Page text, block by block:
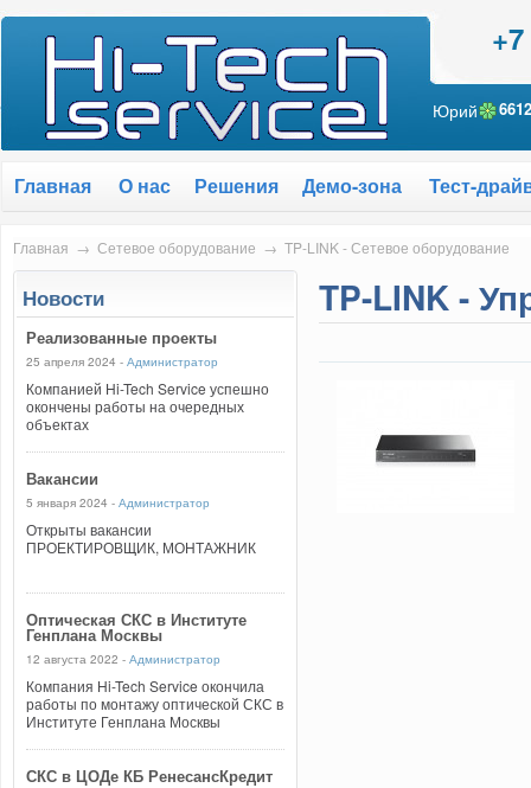
Юрий
Главная О нас Решения Демо-зона Тест-
Главная → Сетевое оборудование → TP-LINK - Сетевое оборудование
Новости
Реализованные проекты
25 апреля 2024 - Администратор
Компанией Hi-Tech Service успешно
окончены работы на очередных
объектах
Вакансии
5 января 2024 - Администратор
Открыты вакансии
ПРОЕКТИРОВЩИК, МОНТАЖНИК
Оптическая СКС в Институте
Генплана Москвы
12 августа 2022 - Администратор
Компания Hi-Tech Service окончила
работы по монтажу оптической СКС в
Институте Генплана Москвы
СКС в ЦОДе КБ РенесансКредит
TP-LINK -